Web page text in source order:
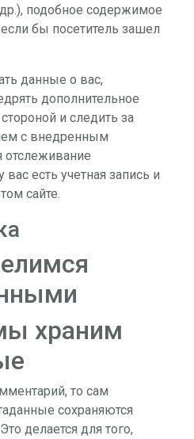
подобное содержимое
бы посетитель зашел
данные о вас,
дополнительное
и следить за
с внедренным
есть учетная запись и
сайте.
храним
то сам
сохраняются
делается для того,